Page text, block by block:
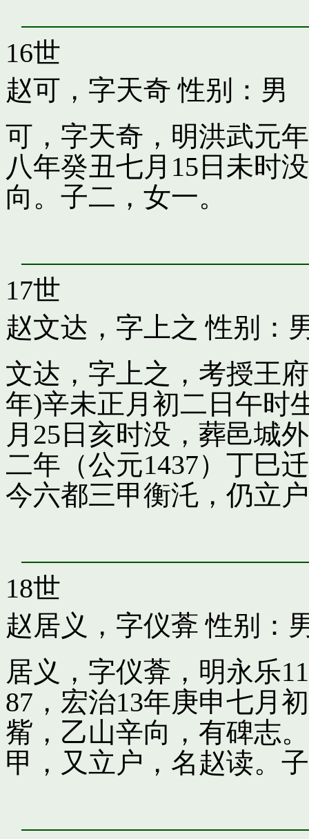
16世
赵可，字天奇 性别：男
可，字天奇，明洪武元
八年癸丑七月15日未时
向。子二，女一。
17世
赵文达，字上之 性别：
文达，字上之，考授王
年)辛未正月初二日午时
月25日亥时没，葬邑城
二年（公元1437）丁巳
今六都三甲衡汑，仍立
18世
赵居义，字仪葊 性别：
居义，字仪葊，明永乐
87，宏治13年庚申七月
觜，乙山辛向，有碑志
甲，又立户，名赵读。